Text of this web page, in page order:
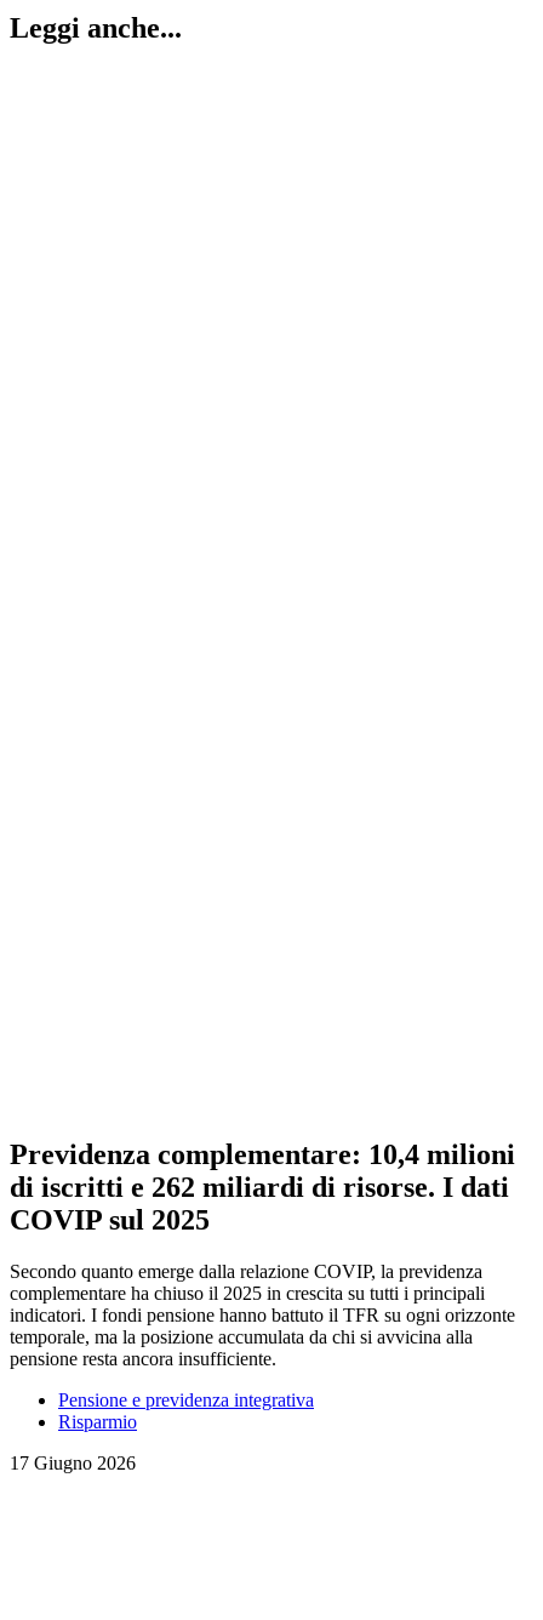
Leggi anche...
Previdenza complementare: 10,4 milioni
di iscritti e 262 miliardi di risorse. I dati
COVIP sul 2025
Secondo quanto emerge dalla relazione COVIP, la previdenza
complementare ha chiuso il 2025 in crescita su tutti i principali
indicatori. I fondi pensione hanno battuto il TFR su ogni orizzonte
temporale, ma la posizione accumulata da chi si avvicina alla
pensione resta ancora insufficiente.
Pensione e previdenza integrativa
Risparmio
17 Giugno 2026